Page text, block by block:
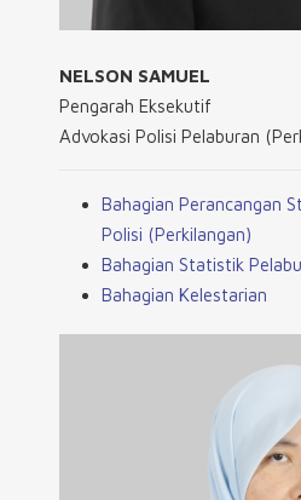
NELSON SAMUEL
Pengarah Eksekutif
Advokasi Polisi Pelaburan
Bahagian Perancangan
Polisi (Perkilangan)
Bahagian Statistik
Bahagian Kelestarian